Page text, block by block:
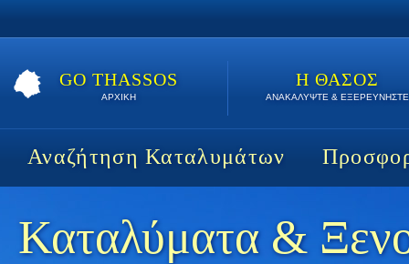
GO THASSOS
ΑΡΧΙΚΗ
Η ΘΑΣΟΣ
ΑΝΑΚΑΛΥΨΤΕ & ΕΞΕΡΕΥΝΗΣΤΕ
Αναζήτηση Καταλυμάτων
Καταλύματα &